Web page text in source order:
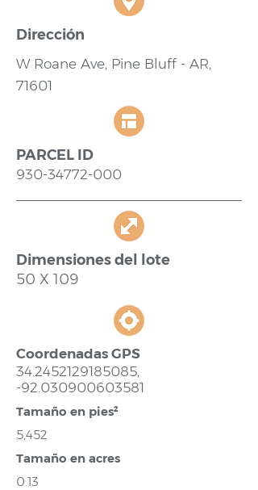
Dirección
W Roane Ave, Pine Bluff - AR,
71601
PARCEL ID
930-34772-000
Dimensiones del lote
50 X 109
Coordenadas GPS
34.2452129185085,
-92.030900603581
Tamaño en pies²
5,452
Tamaño en acres
0.13